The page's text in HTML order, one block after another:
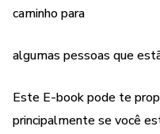
caminho para
algumas pessoas que
Este E-book pode te
principalmente se você